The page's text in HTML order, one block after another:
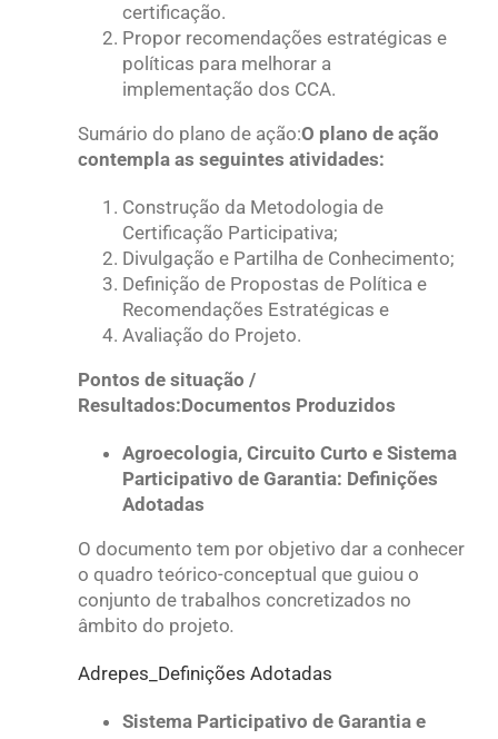
certificação.
Propor recomendações estratégicas e
políticas para melhorar a
implementação dos CCA.
Sumário do plano de ação:O plano de ação
contempla as seguintes atividades:
Construção da Metodologia de
Certificação Participativa;
Divulgação e Partilha de Conhecimento;
Definição de Propostas de Política e
Recomendações Estratégicas e
Avaliação do Projeto.
Pontos de situação /
Resultados:Documentos Produzidos
Agroecologia, Circuito Curto e Sistema
Participativo de Garantia: Definições
Adotadas
O documento tem por objetivo dar a conhecer
o quadro teórico-conceptual que guiou o
conjunto de trabalhos concretizados no
âmbito do projeto.
Adrepes_Definições Adotadas
Sistema Participativo de Garantia e